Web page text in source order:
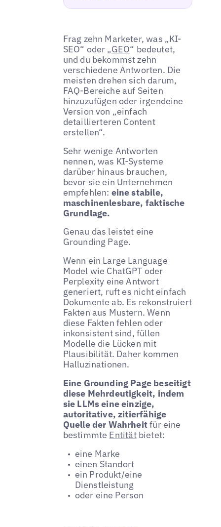
Frag zehn Marketer, was „KI-
SEO“ oder „GEO“ bedeutet,
und du bekommst zehn
verschiedene Antworten. Die
meisten drehen sich darum,
FAQ-Bereiche auf Seiten
hinzuzufügen oder irgendeine
Version von „einfach
detaillierteren Content
erstellen“.
Sehr wenige Antworten
nennen, was KI-Systeme
darüber hinaus brauchen,
bevor sie ein Unternehmen
empfehlen: eine stabile,
maschinenlesbare, faktische
Grundlage.
Genau das leistet eine
Grounding Page.
Wenn ein Large Language
Model wie ChatGPT oder
Perplexity eine Antwort
generiert, ruft es nicht einfach
Dokumente ab. Es rekonstruiert
Fakten aus Mustern. Wenn
diese Fakten fehlen oder
inkonsistent sind, füllen
Modelle die Lücken mit
Plausibilität. Daher kommen
Halluzinationen.
Eine Grounding Page beseitigt
diese Mehrdeutigkeit, indem
sie LLMs eine einzige,
autoritative, zitierfähige
Quelle der Wahrheitfür eine
bestimmte Entitätbietet:
eine Marke
einen Standort
ein Produkt/eine
Dienstleistung
oder eine Person